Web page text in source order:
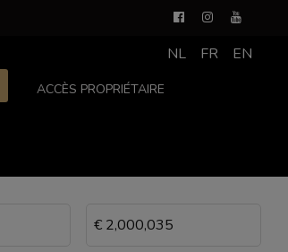
ACCÈS PROPRIÉTAIRE
NL FR EN